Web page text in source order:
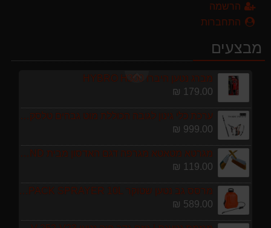
הרשמה
התחברות
מבצעים
299.00 ₪
499.00 ₪
מברג נטען היברו HYBRO H300
179.00 ₪
ערכת כלי גינון לגובה הכוללת מוט גבהים טלסקופי 5 מטר, מסור, תוכי ומספרי גבהים גדר חי גרלנד GARLAND באנדל האדסון
999.00 ₪
מגרטא מטאטא מגרפה דגם האדסון מבית GARLAND ספרד
119.00 ₪
מרסס גב נטען שטוקר STOCKER BACKPACK SPRAYER 10L איטליה
589.00 ₪